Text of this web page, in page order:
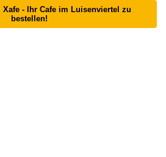
zu
bestellen!